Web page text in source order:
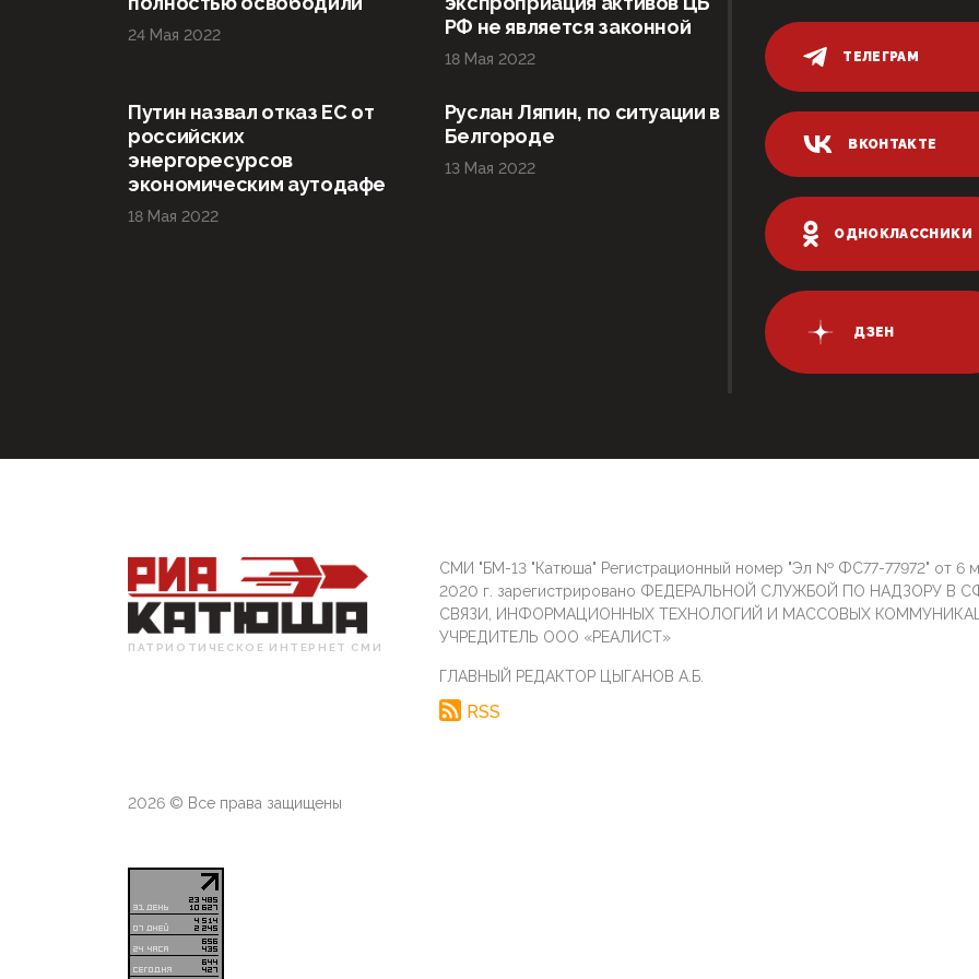
24 Мая 2022
РФ не является законной
18 Мая 2022
Путин назвал отказ ЕС от
российских
энергоресурсов
экономическим аутодафе
18 Мая 2022
Руслан Ляпин, по ситуации в
Белгороде
13 Мая 2022
ТЕЛЕГРАМ
ВКОНТАКТЕ
ОДНОКЛАССНИКИ
ДЗЕН
ПАТРИОТИЧЕСКОЕ ИНТЕРНЕТ СМИ
СМИ "БМ-13 "Катюша" Регистрационный номер "Эл № ФС77-77972" от 6
2020 г. зарегистрировано ФЕДЕРАЛЬНОЙ СЛУЖБОЙ ПО НАДЗОРУ В
СВЯЗИ, ИНФОРМАЦИОННЫХ ТЕХНОЛОГИЙ И МАССОВЫХ
УЧРЕДИТЕЛЬ ООО «РЕАЛИСТ»
ГЛАВНЫЙ РЕДАКТОР ЦЫГАНОВ А.Б.
RSS
2026 © Все права защищены